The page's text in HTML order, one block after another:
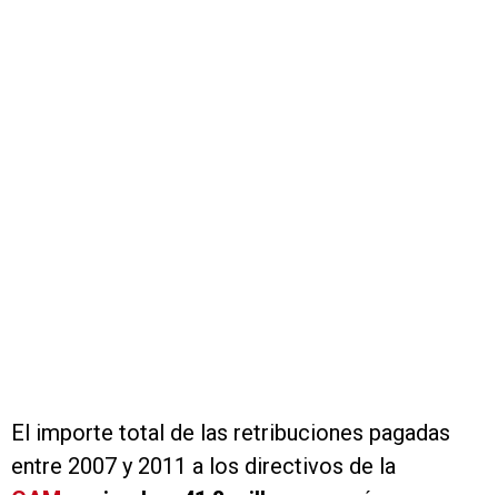
El importe total de las retribuciones pagadas
entre 2007 y 2011 a los directivos de la